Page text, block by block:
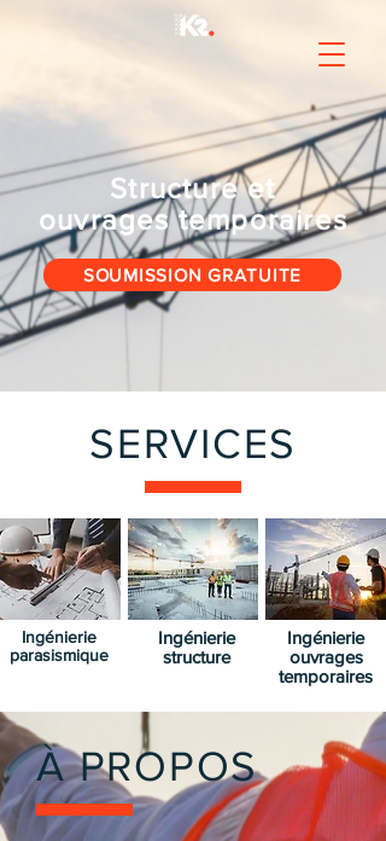
Structure et
ouvrages temporaires
SOUMISSION GRATUITE
SERVICES
Ingénierie
parasismique
Ingénierie
structure
Ingénierie
ouvrages
temporaires
À PROPOS